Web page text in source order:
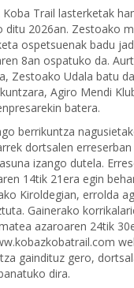
Koba Trail lasterketak
ditu 2026an. Zestoako
ospetsuenak badu
8an ospatuko da.
Zestoako Udala batu da
Agiro Mendi
batera.
berrikuntza
dortsalen erreserban
izango dutela.
14tik 21era egin
Kiroldegian, errolda
Gainerako
azaroaren 24tik
gaindituz gero,
dira.